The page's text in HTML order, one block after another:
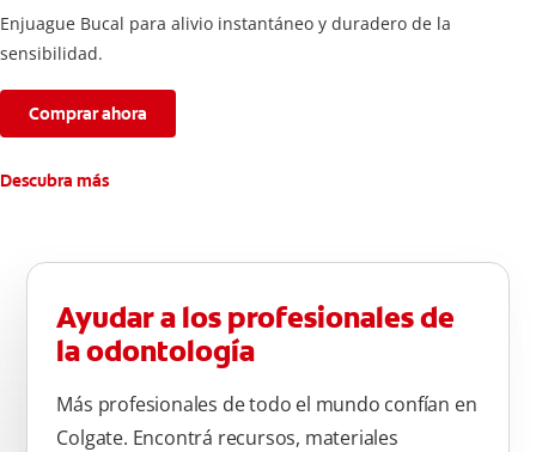
Enjuague Bucal para alivio instantáneo y duradero de la
sensibilidad.
Comprar ahora
Descubra más
Ayudar a los profesionales de
la odontología
Más profesionales de todo el mundo confían en
Colgate. Encontrá recursos, materiales